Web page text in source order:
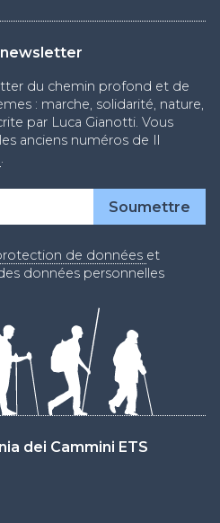
dei Cammini ETS
du chemin profond et de
: marche, solidarité, nature,
par Luca Gianotti. Vous
anciens numéros de Il
.
de données et
données personnelles